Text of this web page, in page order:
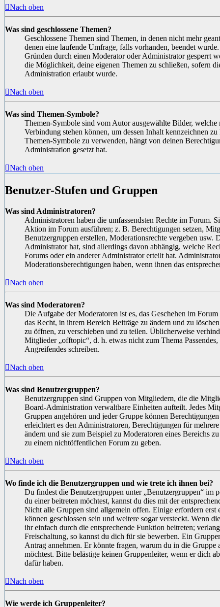
Nach oben
Was sind geschlossene Themen?
Geschlossene Themen sind Themen, in denen nicht mehr
denen eine laufende Umfrage, falls vorhanden, beendet
Gründen durch einen Moderator oder Administrator gesperrt
die Möglichkeit, deine eigenen Themen zu schließen, sofern
Administration erlaubt wurde.
Nach oben
Was sind Themen-Symbole?
Themen-Symbole sind vom Autor ausgewählte Bilder, welche
Verbindung stehen können, um dessen Inhalt kennzeichnen
Themen-Symbole zu verwenden, hängt von deinen
Administration gesetzt hat.
Nach oben
Benutzer-Stufen und Gruppen
Was sind Administratoren?
Administratoren haben die umfassendsten Rechte im Forum.
Aktion im Forum ausführen; z. B. Berechtigungen setzen,
Benutzergruppen erstellen, Moderationsrechte vergeben usw.
Administrator hat, sind allerdings davon abhängig, welche
Forums oder ein anderer Administrator erteilt hat.
Moderationsberechtigungen haben, wenn ihnen das
Nach oben
Was sind Moderatoren?
Die Aufgabe der Moderatoren ist es, das Geschehen im
das Recht, in ihrem Bereich Beiträge zu ändern und zu
zu öffnen, zu verschieben und zu teilen. Üblicherweise
Mitglieder „offtopic“, d. h. etwas nicht zum Thema
Angreifendes schreiben.
Nach oben
Was sind Benutzergruppen?
Benutzergruppen sind Gruppen von Mitgliedern, die die
Board-Administration verwaltbare Einheiten aufteilt. Jedes
Gruppen angehören und jeder Gruppe können
erleichtert es den Administratoren, Berechtigungen für
ändern und sie zum Beispiel zu Moderatoren eines Bereichs
zu einem nichtöffentlichen Forum zu geben.
Nach oben
Wo finde ich die Benutzergruppen und wie trete ich ihnen bei?
Du findest die Benutzergruppen unter „Benutzergruppen“ im
du einer beitreten möchtest, kannst du dies mit der
Nicht alle Gruppen sind allgemein offen. Einige erfordern erst
können geschlossen sein und weitere sogar versteckt. Wenn
ihr einfach durch die entsprechende Funktion beitreten;
Freischaltung, so kannst du dich für sie bewerben. Ein
Antrag annehmen. Er könnte fragen, warum du in die Gruppe
möchtest. Bitte belästige keinen Gruppenleiter, wenn er dich
dafür haben.
Nach oben
Wie werde ich Gruppenleiter?